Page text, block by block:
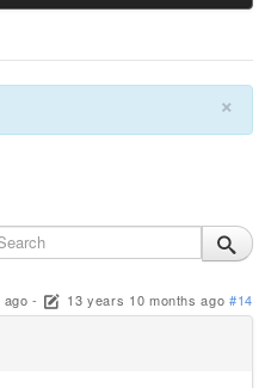
×
- 13 years 10 months ago #14